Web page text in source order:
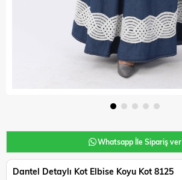
Whatsapp İle Sipariş ver
Dantel Detaylı Kot Elbise Koyu Kot 8125